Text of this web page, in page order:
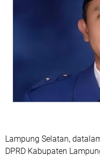
Lampung Selatan,
DPRD Kabupaten